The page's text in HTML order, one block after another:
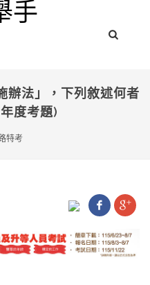
辦法」，下列敘述何者
度考題)
特考